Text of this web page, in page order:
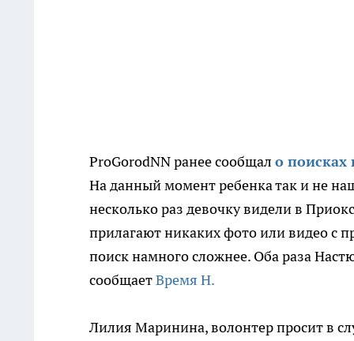
ProGorodNN ранее сообщал о поисках
На данный момент ребенка так и не
несколько раз девочку видели в
прилагают никаких фото или видео с
поиск намного сложнее. Оба раза
сообщаетВремя Н.
Лилия Маринина, волонтер просит в